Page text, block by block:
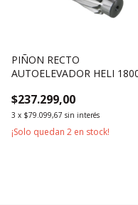
PIÑON RECTO
AUTOELEVADOR HELI
$237.299,00
3 x $79.099,67 sin interés
¡Solo quedan 2 en stock!